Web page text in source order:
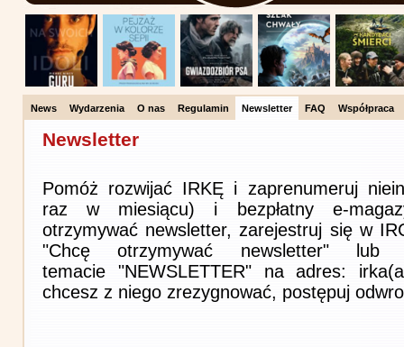
News Wydarzenia O nas Regulamin Newsletter FAQ Współpraca
Newsletter
Pomóż rozwijać IRKĘ i zaprenumeruj
raz w miesiącu) i bezpłatny e-
otrzymywać newsletter, zarejestruj się w
"Chcę otrzymywać newsletter"
temacie "NEWSLETTER" na adres:
chcesz z niego zrezygnować, postępuj